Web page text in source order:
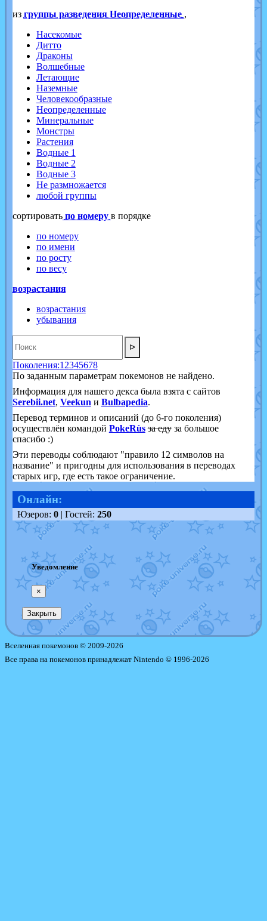
из группы разведения Неопределенные ,
Насекомые
Дитто
Драконы
Волшебные
Летающие
Наземные
Человекообразные
Неопределенные
Минеральные
Монстры
Растения
Водные 1
Водные 2
Водные 3
Не размножается
любой группы
cортировать по номеру в порядке
по номеру
по имени
по росту
по весу
возрастания
возрастания
убывания
ᐅ
Поколения:1 2345678
По заданным параметрам покемонов не найдено.
Информация для нашего декса была взята с сайтов
Serebii.net, Veekun и Bulbapedia.
Перевод терминов и описаний (до 6-го поколения)
осуществлён командой PokeRùs за едуза большое
спасибо :)
Эти переводы соблюдают "правило 12 символов на
название" и пригодны для использования в переводах
старых игр, где есть такое ограничение.
Онлайн:
Юзеров: 0| Гостей: 250
Уведомление
×
Закрыть
Вселенная покемонов © 2009-2026
Все права на покемонов принадлежат Nintendo © 1996-2026